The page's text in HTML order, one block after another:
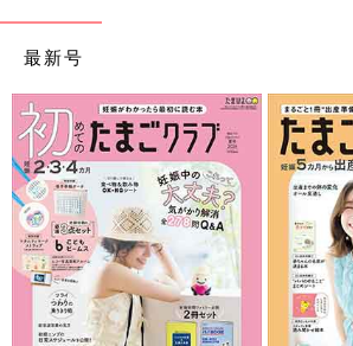
最新号